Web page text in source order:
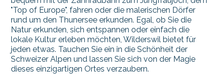
"Top of Europe", fahren oder die malerischen Dörfer
rund um den Thunersee erkunden. Egal, ob Sie die
Natur erkunden, sich entspannen oder einfach die
lokale Kultur erleben möchten, Wilderswil bietet für
jeden etwas. Tauchen Sie ein in die Schönheit der
Schweizer Alpen und lassen Sie sich von der Magie
dieses einzigartigen Ortes verzaubern.